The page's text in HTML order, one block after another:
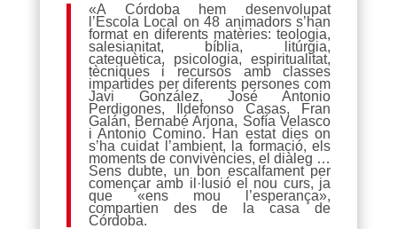
«A Córdoba hem desenvolupat
l’Escola Local on 48 animadors s’han
format en diferents matèries: teologia,
salesianitat, bíblia, litúrgia,
catequètica, psicologia, espiritualitat,
tècniques i recursos amb classes
impartides per diferents persones com
Javi González, José Antonio
Perdigones, Ildefonso Casas, Fran
Galán, Bernabé Arjona, Sofía Velasco
i Antonio Comino. Han estat dies on
s’ha cuidat l’ambient, la formació, els
moments de convivències, el diàleg …
Sens dubte, un bon escalfament per
començar amb il·lusió el nou curs, ja
que «ens mou l’esperança»,
compartien des de la casa de
Córdoba.